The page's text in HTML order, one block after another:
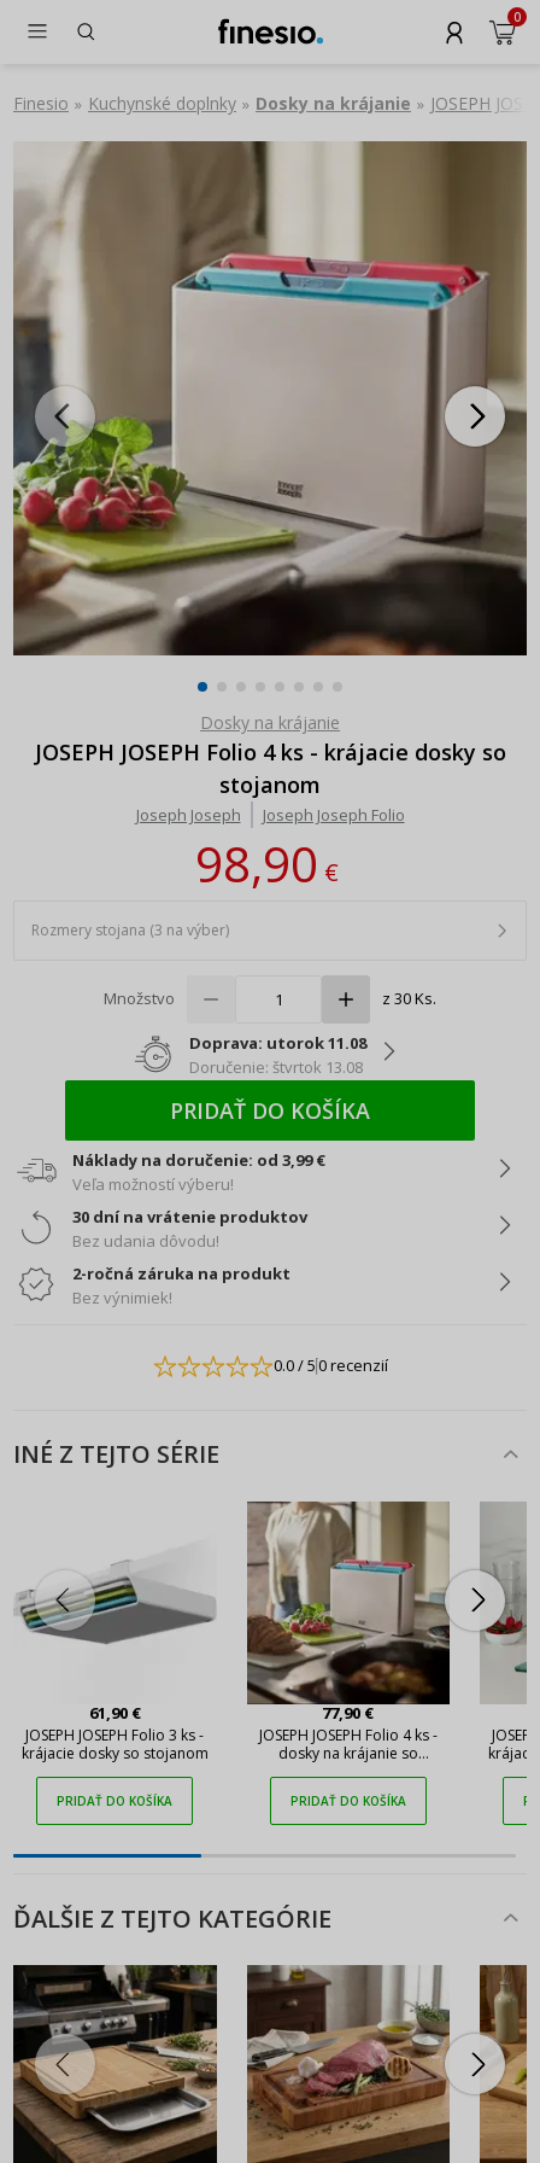
0
Finesio » Kuchynské doplnky » Dosky na krájanie » JOSEPH
Dosky na krájanie
JOSEPH JOSEPH Folio 4 ks - krájacie dosky so
stojanom
Joseph Joseph Joseph Joseph Folio
98,90€
Rozmery stojana (3 na výber)
Množstvo z 30 Ks.
Doprava: utorok 11.08
Doručenie: štvrtok 13.08
PRIDAŤ DO KOŠÍKA
Náklady na doručenie: od 3,99 €
Veľa možností výberu!
30 dní na vrátenie produktov
Bez udania dôvodu!
2-ročná záruka na produkt
Bez výnimiek!
0.0/ 50 recenzií
INÉ Z TEJTO SÉRIE
61,90 €
JOSEPH JOSEPH Folio 3 ks -
krájacie dosky so stojanom
PRIDAŤ DO KOŠÍKA
77,90 €
JOSEPH JOSEPH Folio 4 ks -
dosky na krájanie so
PRIDAŤ DO KOŠÍKA
ĎALŠIE Z TEJTO KATEGÓRIE